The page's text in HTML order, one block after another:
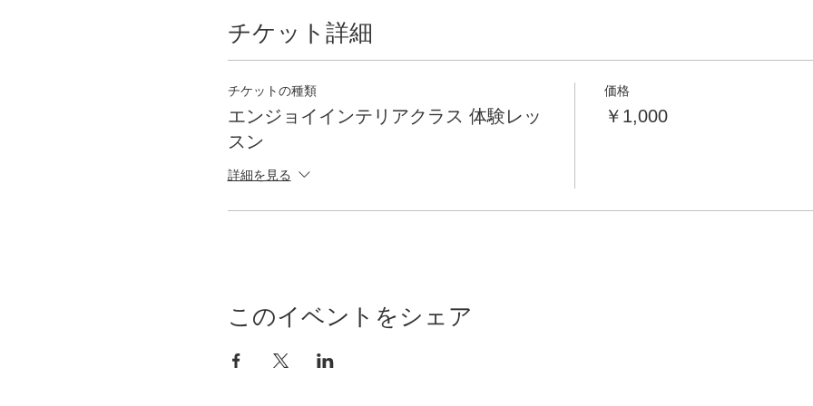
チケット詳細
チケットの種類
エンジョイインテリアクラス 体験レッ
スン
詳細を見る
価格
￥1,000
このイベントをシェア